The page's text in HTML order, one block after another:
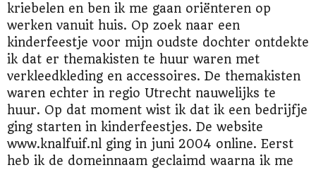
kriebelen en ben ik me gaan oriënteren op
werken vanuit huis. Op zoek naar een
kinderfeestje voor mijn oudste dochter ontdekte
ik dat er themakisten te huur waren met
verkleedkleding en accessoires. De themakisten
waren echter in regio Utrecht nauwelijks te
huur. Op dat moment wist ik dat ik een bedrijfje
ging starten in kinderfeestjes. De website
www.knalfuif.nl ging in juni 2004 online. Eerst
heb ik de domeinnaam geclaimd waarna ik me